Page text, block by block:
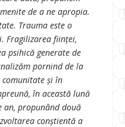
de a ne apropia.
Trauma este o
Fragilizarea ființei,
psihică generate de
pornind de la
comunitate și în
în această lună
an, propunând două
conștientă a